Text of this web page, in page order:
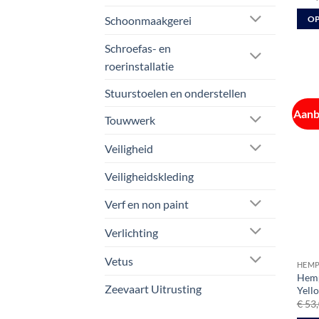
Schoonmaakgerei
Schroefas- en
roerinstallatie
Stuurstoelen en onderstellen
Touwwerk
Veiligheid
Veiligheidskleding
Verf en non paint
Verlichting
Vetus
Zeevaart Uitrusting
Deze
€